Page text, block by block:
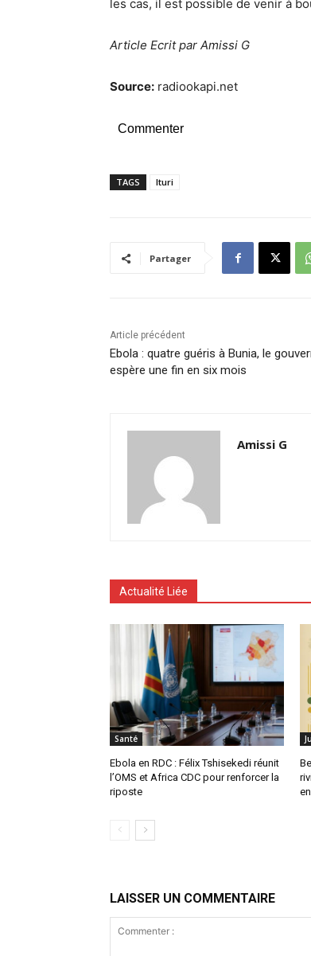
les cas, il est possible de venir à
Article Ecrit par Amissi G
Source: radiookapi.net
Commenter
TAGS Ituri
Partager
Article précédent
Ebola : quatre guéris à Bunia, le
espère une fin en six mois
Amissi G
Actualité Liée
Santé
Ebola en RDC : Félix Tshisekedi réunit
l’OMS et Africa CDC pour renforcer la
riposte
LAISSER UN COMMENTAIRE